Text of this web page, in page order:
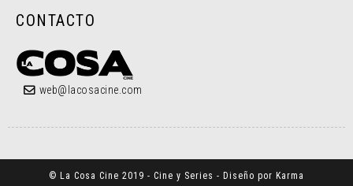
CONTACTO
web@lacosacine.com
© La Cosa Cine 2019 - Cine y Series - Diseño por Karma